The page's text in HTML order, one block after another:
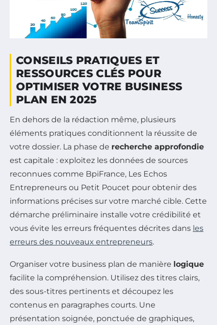
CONSEILS PRATIQUES ET
RESSOURCES CLÉS POUR
OPTIMISER VOTRE BUSINESS
PLAN EN 2025
En dehors de la rédaction même, plusieurs
éléments pratiques conditionnent la réussite de
votre dossier. La phase de recherche approfondie
est capitale : exploitez les données de sources
reconnues comme BpiFrance, Les Echos
Entrepreneurs ou Petit Poucet pour obtenir des
informations précises sur votre marché cible. Cette
démarche préliminaire installe votre crédibilité et
vous évite les erreurs fréquentes décrites dans les
erreurs des nouveaux entrepreneurs.
Organiser votre business plan de manière logique
facilite la compréhension. Utilisez des titres clairs,
des sous-titres pertinents et découpez les
contenus en paragraphes courts. Une
présentation soignée, ponctuée de graphiques,